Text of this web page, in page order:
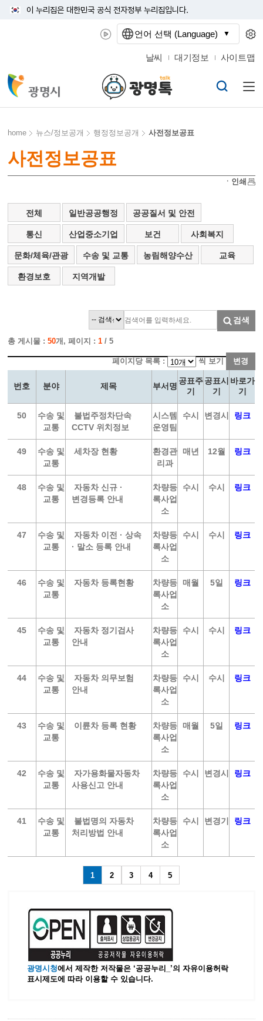
이 누리집은 대한민국 공식 전자정부 누리집입니다.
날씨 대기정보 사이트맵
home 뉴스/정보공개 행정정보공개 사전정보공표
사전정보공표
ㆍ인쇄
전체 일반공공행정 공공질서 및 안전
통신 산업중소기업 보건 사회복지
문화/체육/관광 수송 및 교통 농림해양수산 교육
환경보호 지역개발
검색
총 게시물 :50개, 페이지 :1 / 5
페이지당 목록 : 씩 보기 변경
번호 분야 제목 부서명
공표주
기
공표시
기
바로가
기
50
수송 및
교통
불법주정차단속
CCTV 위치정보
시스템
운영팀
수시 변경시 링크
49
수송 및
교통
세차장 현황
환경관
리과
매년 12월 링크
48
수송 및
교통
자동차 신규 ·
변경등록 안내
차량등
록사업
소
수시 수시 링크
47
수송 및
교통
자동차 이전 · 상속
· 말소 등록 안내
차량등
록사업
소
수시 수시 링크
46
수송 및
교통
자동차 등록현황
차량등
록사업
소
매월 5일 링크
45
수송 및
교통
자동차 정기검사
안내
차량등
록사업
소
수시 수시 링크
44
수송 및
교통
자동차 의무보험
안내
차량등
록사업
소
수시 수시 링크
43
수송 및
교통
이륜차 등록 현황
차량등
록사업
소
매월 5일 링크
42
수송 및
교통
자가용화물자동차
사용신고 안내
차량등
록사업
소
수시 변경시 링크
41
수송 및
교통
불법명의 자동차
처리방법 안내
차량등
록사업
소
수시 변경기 링크
1 2 3 4 5
광명시청에서 제작한 저작물은 ‘공공누리_’의 자유이용허락
표시제도에 따라 이용할 수 있습니다.
언어 선택 (Language)